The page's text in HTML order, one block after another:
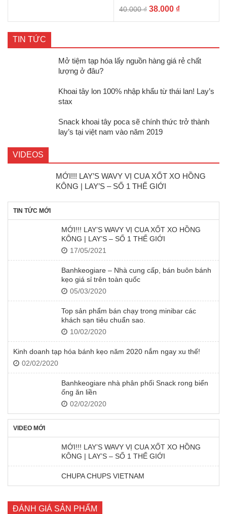
40.000₫ 38.000 ₫
TIN TỨC
Mở tiệm tạp hóa lấy nguồn hàng giá rẻ chất
lượng ở đâu?
Khoai tây lon 100% nhập khẩu từ thái lan! Lay’s
stax
Snack khoai tây poca sẽ chính thức trở thành
lay’s tại việt nam vào năm 2019
VIDEOS
MỚI!!! LAY’S WAVY VỊ CUA XỐT XO HỒNG
KÔNG | LAY’S – SỐ 1 THẾ GIỚI
TIN TỨC MỚI
MỚI!!! LAY’S WAVY VỊ CUA XỐT XO HỒNG
KÔNG | LAY’S – SỐ 1 THẾ GIỚI
17/05/2021
Banhkeogiare – Nhà cung cấp, bán buôn bánh
kẹo giá sỉ trên toàn quốc
05/03/2020
Top sản phẩm bán chạy trong minibar các
khách sạn tiêu chuẩn sao.
10/02/2020
Kinh doanh tạp hóa bánh kẹo năm 2020 nắm ngay xu thế!
02/02/2020
Banhkeogiare nhà phân phối Snack rong biển
ống ăn liền
02/02/2020
VIDEO MỚI
MỚI!!! LAY’S WAVY VỊ CUA XỐT XO HỒNG
KÔNG | LAY’S – SỐ 1 THẾ GIỚI
CHUPA CHUPS VIETNAM
ĐÁNH GIÁ SẢN PHẨM